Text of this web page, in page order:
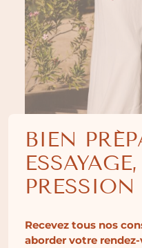
SCOTTI
BIEN
PRESSION
Recevez tous nos
aborder votre